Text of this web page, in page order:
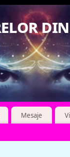
din
Mesaje